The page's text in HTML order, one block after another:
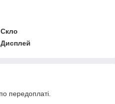
Скло
Дисплей
передоплаті.